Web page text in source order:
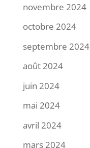
novembre 2024
octobre 2024
septembre 2024
août 2024
juin 2024
mai 2024
avril 2024
mars 2024